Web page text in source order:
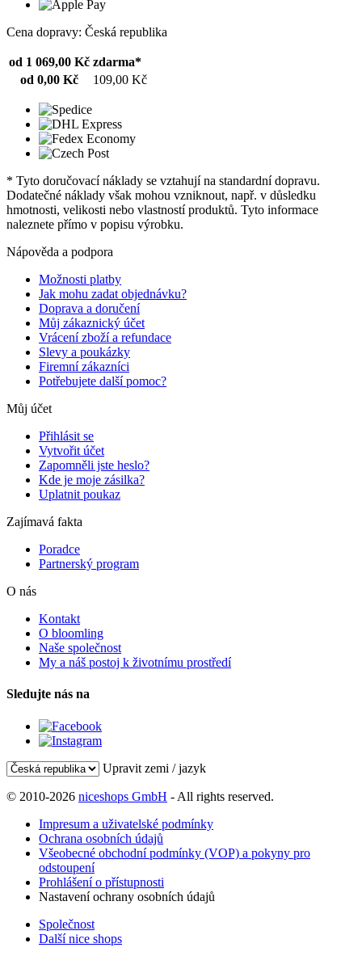
Cena dopravy: Česká republika
od 1 069,00 Kč zdarma*
od 0,00 Kč
109,00 Kč
* Tyto doručovací náklady se vztahují na standardní dopravu.
Dodatečné náklady však mohou vzniknout, např. v důsledku
hmotnosti, velikosti nebo vlastností produktů. Tyto informace
naleznete přímo v popisu výrobku.
Nápověda a podpora
Možnosti platby
Jak mohu zadat objednávku?
Doprava a doručení
Můj zákaznický účet
Vrácení zboží a refundace
Slevy a poukázky
Firemní zákazníci
Potřebujete další pomoc?
Můj účet
Přihlásit se
Vytvořit účet
Zapomněli jste heslo?
Kde je moje zásilka?
Uplatnit poukaz
Zajímavá fakta
Poradce
Partnerský program
O nás
Kontakt
O bloomling
Naše společnost
My a náš postoj k životnímu prostředí
Sledujte nás na
Upravit zemi / jazyk
© 2010-2026 niceshops GmbH - All rights reserved.
Impresum a uživatelské podmínky
Ochrana osobních údajů
Všeobecné obchodní podmínky (VOP) a pokyny pro
odstoupení
Prohlášení o přístupnosti
Nastavení ochrany osobních údajů
Společnost
Další nice shops